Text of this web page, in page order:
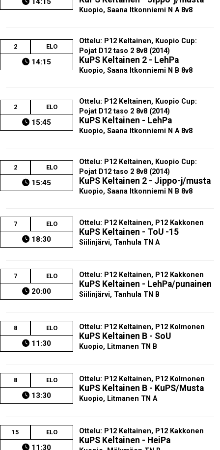
Kuopio, Saana Itkonniemi N A 8v8
2 ELO
14:15
Ottelu: P12 Keltainen, Kuopio Cup:
Pojat D12 taso 2 8v8 (2014)
KuPS Keltainen 2 - LehPa
Kuopio, Saana Itkonniemi N B 8v8
2 ELO
15:45
Ottelu: P12 Keltainen, Kuopio Cup:
Pojat D12 taso 2 8v8 (2014)
KuPS Keltainen - LehPa
Kuopio, Saana Itkonniemi N A 8v8
2 ELO
15:45
Ottelu: P12 Keltainen, Kuopio Cup:
Pojat D12 taso 2 8v8 (2014)
KuPS Keltainen 2 - Jippo-j/musta
Kuopio, Saana Itkonniemi N B 8v8
7 ELO
18:30
Ottelu: P12 Keltainen, P12 Kakkonen
KuPS Keltainen - ToU -15
Siilinjärvi, Tanhula TN A
7 ELO
20:00
Ottelu: P12 Keltainen, P12 Kakkonen
KuPS Keltainen - LehPa/punainen
Siilinjärvi, Tanhula TN B
8 ELO
11:30
Ottelu: P12 Keltainen, P12 Kolmonen
KuPS Keltainen B - SoU
Kuopio, Litmanen TN B
8 ELO
13:30
Ottelu: P12 Keltainen, P12 Kolmonen
KuPS Keltainen B - KuPS/Musta
Kuopio, Litmanen TN A
15 ELO
11:30
Ottelu: P12 Keltainen, P12 Kakkonen
KuPS Keltainen - HeiPa